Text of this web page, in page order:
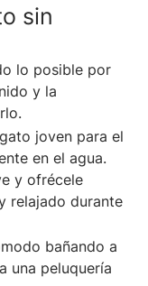
sin
lo posible por
y la
joven para el
en el agua.
y ofrécele
relajado durante
bañando a
una peluquería